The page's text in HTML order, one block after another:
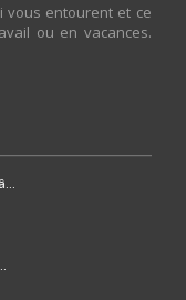
vous entourent et ce
ou en vacances.